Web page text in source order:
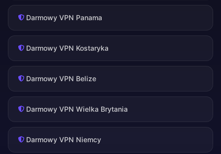
Darmowy VPN Panama
Darmowy VPN Kostaryka
Darmowy VPN Belize
Darmowy VPN Wielka Brytania
Darmowy VPN Niemcy